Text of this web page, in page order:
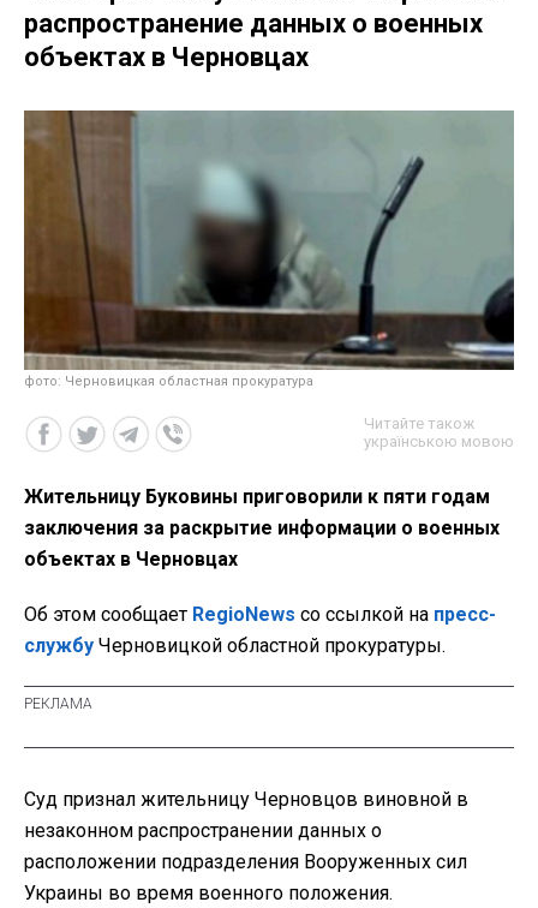
распространение данных о военных
объектах в Черновцах
фото: Черновицкая областная прокуратура
Читайте також
українською мовою
Жительницу Буковины приговорили к пяти годам
заключения за раскрытие информации о военных
объектах в Черновцах
Об этом сообщает RegioNews со ссылкой на пресс-
службу Черновицкой областной прокуратуры.
Суд признал жительницу Черновцов виновной в
незаконном распространении данных о
расположении подразделения Вооруженных сил
Украины во время военного положения.